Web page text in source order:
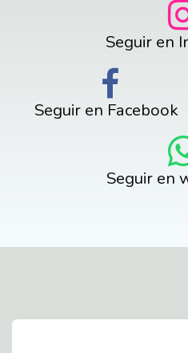
Seguir en
Seguir en Facebook
Seguir en